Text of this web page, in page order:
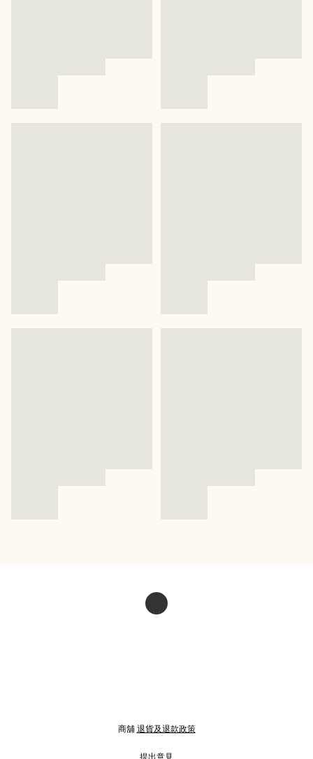
商舖 退貨及退款政策
提出意見